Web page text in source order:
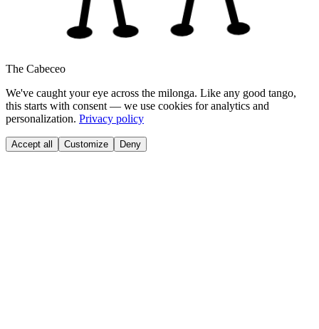
The Cabeceo
We've caught your eye across the milonga. Like any good tango,
this starts with consent — we use cookies for analytics and
personalization. Privacy policy
Accept all Customize Deny